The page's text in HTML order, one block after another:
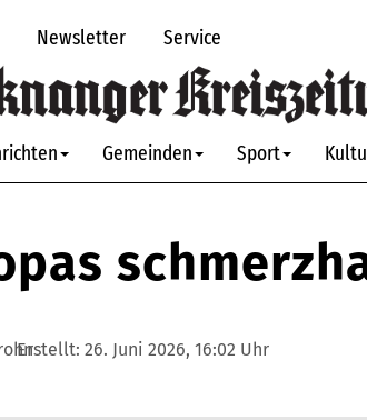
Newsletter Service
Gemeinden Sport
Erstellt: 26. Juni 2026, 16:02 Uhr